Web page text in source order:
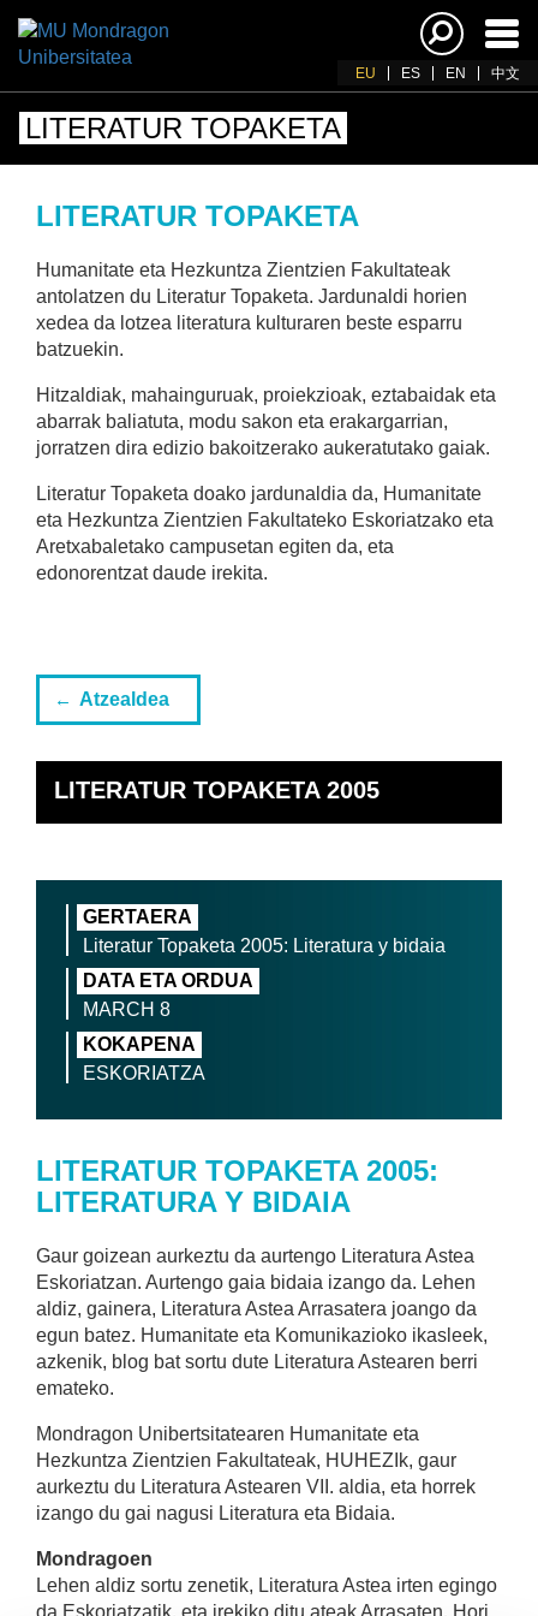
EU ES EN 中文
LITERATUR TOPAKETA
LITERATUR TOPAKETA
Humanitate eta Hezkuntza Zientzien Fakultateak
antolatzen du Literatur Topaketa. Jardunaldi horien
xedea da lotzea literatura kulturaren beste esparru
batzuekin.
Hitzaldiak, mahainguruak, proiekzioak, eztabaidak eta
abarrak baliatuta, modu sakon eta erakargarrian,
jorratzen dira edizio bakoitzerako aukeratutako gaiak.
Literatur Topaketa doako jardunaldia da, Humanitate
eta Hezkuntza Zientzien Fakultateko Eskoriatzako eta
Aretxabaletako campusetan egiten da, eta
edonorentzat daude irekita.
Atzealdea
LITERATUR TOPAKETA 2005
GERTAERA
Literatur Topaketa 2005: Literatura y bidaia
DATA ETA ORDUA
MARCH 8
KOKAPENA
ESKORIATZA
LITERATUR TOPAKETA 2005:
LITERATURA Y BIDAIA
Gaur goizean aurkeztu da aurtengo Literatura Astea
Eskoriatzan. Aurtengo gaia bidaia izango da. Lehen
aldiz, gainera, Literatura Astea Arrasatera joango da
egun batez. Humanitate eta Komunikazioko ikasleek,
azkenik, blog bat sortu dute Literatura Astearen berri
emateko.
Mondragon Unibertsitatearen Humanitate eta
Hezkuntza Zientzien Fakultateak, HUHEZIk, gaur
aurkeztu du Literatura Astearen VII. aldia, eta horrek
izango du gai nagusi Literatura eta Bidaia.
Mondragoen
Lehen aldiz sortu zenetik, Literatura Astea irten egingo
da Eskoriatzatik, eta irekiko ditu ateak Arrasaten. Hori